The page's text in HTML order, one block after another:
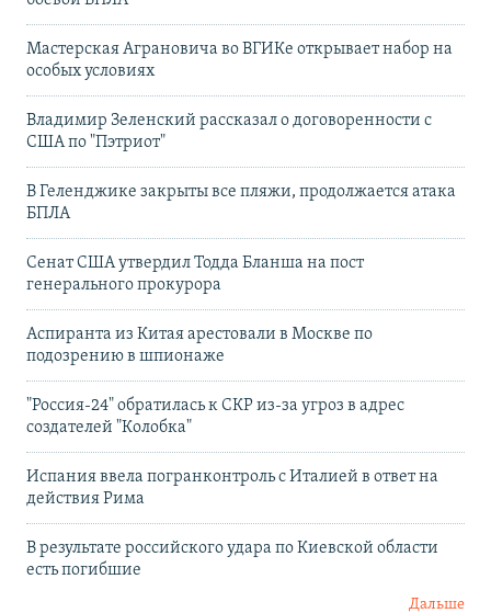
Мастерская Аграновича во ВГИКе открывает набор на
особых условиях
Владимир Зеленский рассказал о договоренности с
США по "Пэтриот"
В Геленджике закрыты все пляжи, продолжается атака
БПЛА
Сенат США утвердил Тодда Бланша на пост
генерального прокурора
Аспиранта из Китая арестовали в Москве по
подозрению в шпионаже
"Россия-24" обратилась к СКР из-за угроз в адрес
создателей "Колобка"
Испания ввела погранконтроль с Италией в ответ на
действия Рима
В результате российского удара по Киевской области
есть погибшие
Дальше